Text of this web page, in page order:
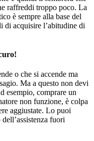
raffreddi troppo poco. La
è sempre alla base del
di acquisire l’abitudine di
o che si accende ma
Ma a questo non devi
esempio, comprare un
non funzione, è colpa
aggiustate. Lo puoi
fuori